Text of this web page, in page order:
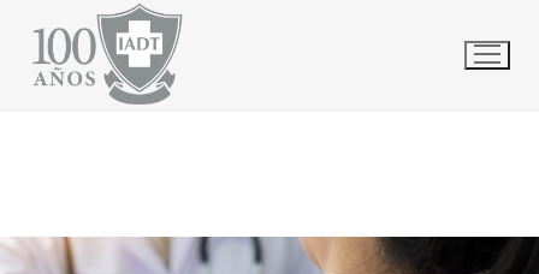
contenido
SIN CATEGORÍA